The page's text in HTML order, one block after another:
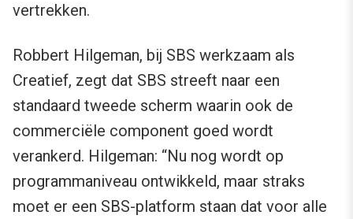
vertrekken.
Robbert Hilgeman, bij SBS werkzaam als
Creatief, zegt dat SBS streeft naar een
standaard tweede scherm waarin ook de
commerciële component goed wordt
verankerd. Hilgeman: “Nu nog wordt op
programmaniveau ontwikkeld, maar straks
moet er een SBS-platform staan dat voor alle